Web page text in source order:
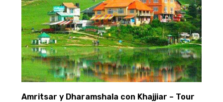
Amritsar y Dharamshala con Khajjiar – Tour